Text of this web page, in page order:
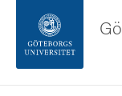
Sidfoten